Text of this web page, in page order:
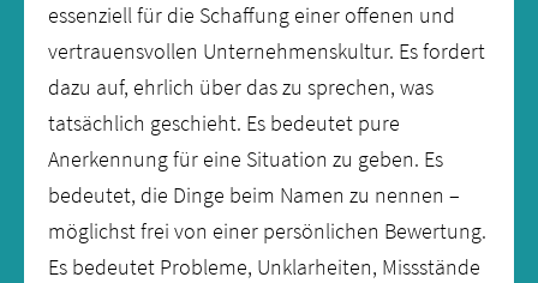
essenziell für die Schaffung einer offenen und
vertrauensvollen Unternehmenskultur. Es fordert
dazu auf, ehrlich über das zu sprechen, was
tatsächlich geschieht. Es bedeutet pure
Anerkennung für eine Situation zu geben. Es
bedeutet, die Dinge beim Namen zu nennen –
möglichst frei von einer persönlichen Bewertung.
Es bedeutet Probleme, Unklarheiten, Missstände